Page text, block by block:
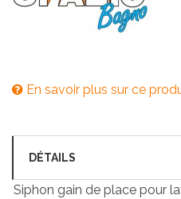
En savoir plus sur ce
DÉTAILS
Siphon gain de place pour